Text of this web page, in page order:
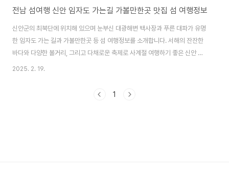
전남 섬여행 신안 임자도 가는길 가볼만한곳 맛집 섬 여행정보
신안군의 최북단에 위치해 있으며 눈부신 대광해변 백사장과 푸른 대파가 유명
한 임자도 가는 길과 가볼만한곳 등 섬 여행정보를 소개합니다. 서해의 잔잔한
바다와 다양한 볼거리, 그리고 다채로운 축제로 사계절 여행하기 좋은 신안 임
자도로 섬 여행 떠나보세요. 해안 절벽이 병풍처럼 아름다우며 맨드라미가 섬
도 가는 배편 & 여행 정보 알아보기 임자도 가는길임자도는 신안군의 최북단
2025. 2. 19.
1